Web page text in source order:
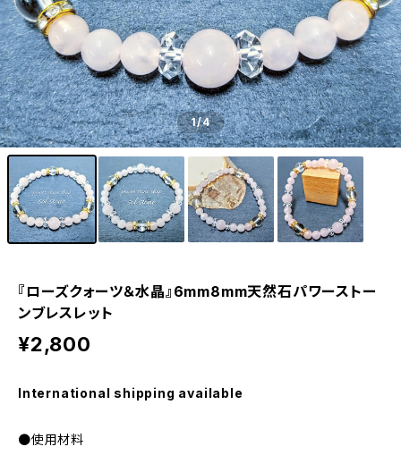
1/4
『ローズクォーツ＆水晶』6mm8mm天然石パワーストー
ンブレスレット
¥2,800
International shipping available
●使用材料